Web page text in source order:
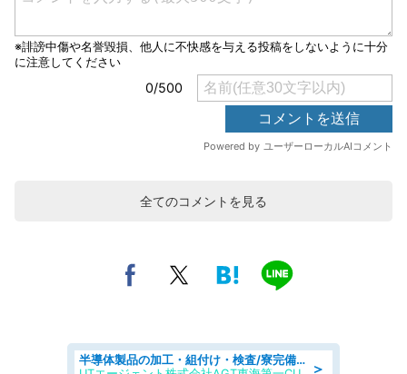
全てのコメントを見る
＞
半導体製品の加工・組付け・検査/寮完備/日勤/日払い/工場・製造